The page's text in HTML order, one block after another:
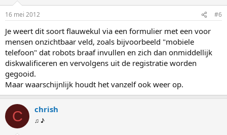
16 mei 2012 #6
Je weert dit soort flauwekul via een formulier met een voor
mensen onzichtbaar veld, zoals bijvoorbeeld "mobiele
telefoon" dat robots braaf invullen en zich dan onmiddellijk
diskwalificeren en vervolgens uit de registratie worden
gegooid.
Maar waarschijnlijk houdt het vanzelf ook weer op.
C chrish
♫ ♪